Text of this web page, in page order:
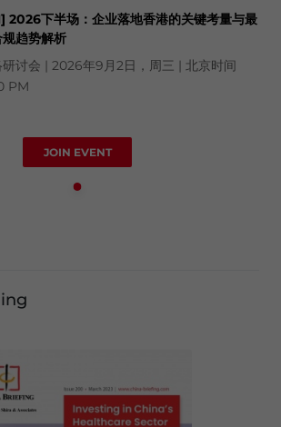
2026下半场：企业落地香港的关键考量与最
趋势解析
研讨会 | 2026年9月2日，周三 | 北京时间
PM
JOIN EVENT